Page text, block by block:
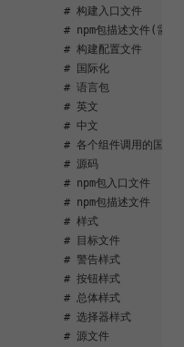
│   │     ├── mixins       		# 各个组件调用的国际